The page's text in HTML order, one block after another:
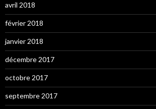
avril 2018
février 2018
janvier 2018
décembre 2017
octobre 2017
septembre 2017